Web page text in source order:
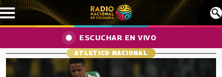
Pasar al contenido principal
ESCUCHAR EN VIVO
ATLETICO NACIONAL